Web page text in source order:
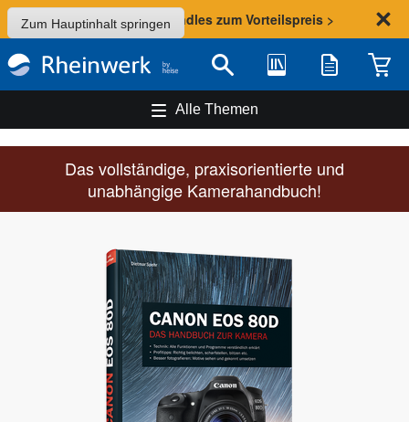
Zum Hauptinhalt springen
Sommer-Aktion: Bundles zum Vorteilspreis >
Suche Bibliothek Merkliste
Alle Themen
Das vollständige, praxisorientierte und
unabhängige Kamerahandbuch!